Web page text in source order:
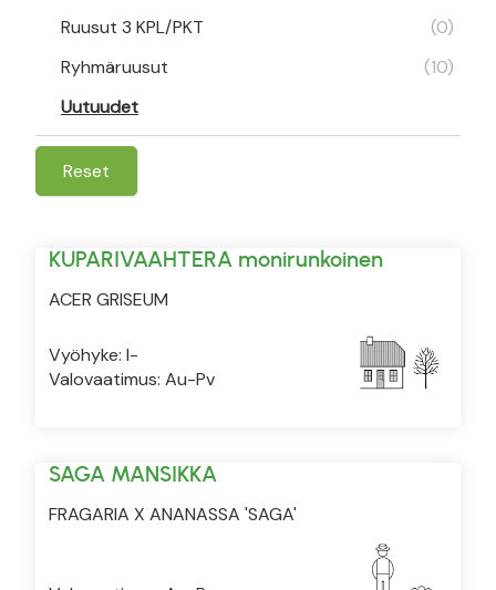
Ruusut 3 KPL/PKT
(0)
Ryhmäruusut
(10)
Uutuudet
Reset
KUPARIVAAHTERA monirunkoinen
ACER GRISEUM
Vyöhyke: I-
Valovaatimus: Au-Pv
SAGA MANSIKKA
FRAGARIA X ANANASSA 'SAGA'